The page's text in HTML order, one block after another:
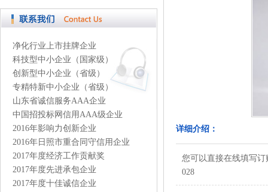
净化行业上市挂牌企业
科技型中小企业（国家级）
创新型中小企业（省级）
专精特新中小企业（省级）
山东省诚信服务AAA企业
中国招投标网信用AAA级企业
2016年影响力创新企业
2016年日照市重合同守信用企业
2017年度经济工作贡献奖
2017年度先进承包企业
2017年度十佳诚信企业
详细介绍：
您可以直接在线填写
028